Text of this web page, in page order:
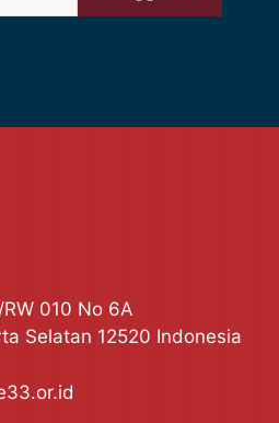
010 No 6A
Selatan 12520 Indonesia